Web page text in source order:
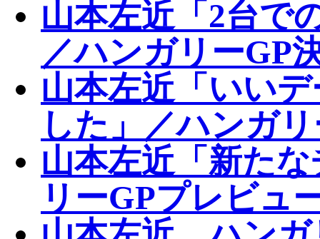
山本左近「2台で
／ハンガリーGP
山本左近「いい
した」／ハンガ
山本左近「新た
リーGPプレビュ